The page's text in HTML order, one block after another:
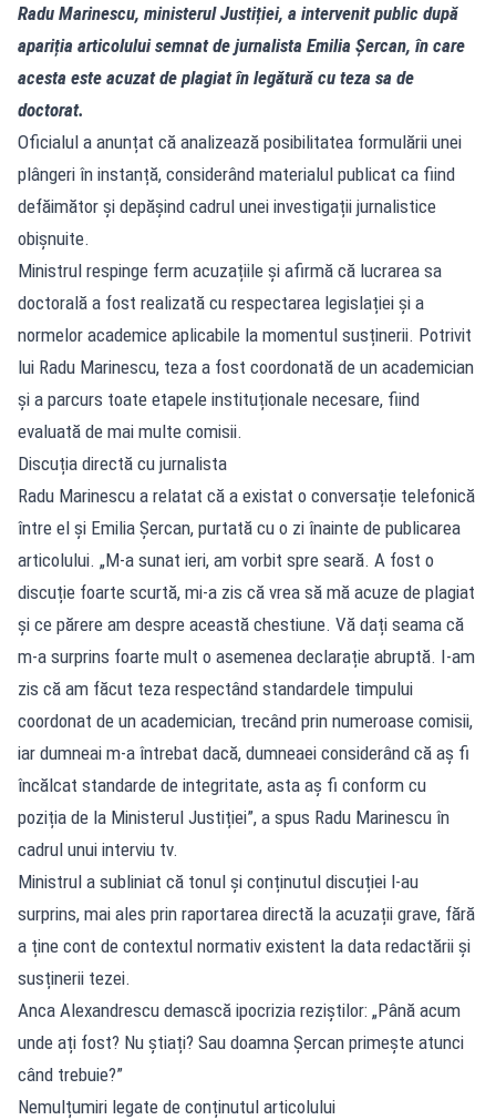
Radu Marinescu, ministerul Justiției, a intervenit public după
apariția articolului semnat de jurnalista Emilia Șercan, în care
acesta este acuzat de plagiat în legătură cu teza sa de
doctorat.
Oficialul a anunțat că analizează posibilitatea formulării unei
plângeri în instanță, considerând materialul publicat ca fiind
defăimător și depășind cadrul unei investigații jurnalistice
obișnuite.
Ministrul respinge ferm acuzațiile și afirmă că lucrarea sa
doctorală a fost realizată cu respectarea legislației și a
normelor academice aplicabile la momentul susținerii. Potrivit
lui Radu Marinescu, teza a fost coordonată de un academician
și a parcurs toate etapele instituționale necesare, fiind
evaluată de mai multe comisii.
Discuția directă cu jurnalista
Radu Marinescu a relatat că a existat o conversație telefonică
între el și Emilia Șercan, purtată cu o zi înainte de publicarea
articolului. „M-a sunat ieri, am vorbit spre seară. A fost o
discuție foarte scurtă, mi-a zis că vrea să mă acuze de plagiat
și ce părere am despre această chestiune. Vă dați seama că
m-a surprins foarte mult o asemenea declarație abruptă. I-am
zis că am făcut teza respectând standardele timpului
coordonat de un academician, trecând prin numeroase comisii,
iar dumneai m-a întrebat dacă, dumneaei considerând că aș fi
încălcat standarde de integritate, asta aș fi conform cu
poziția de la Ministerul Justiției”, a spus Radu Marinescu în
cadrul unui interviu tv.
Ministrul a subliniat că tonul și conținutul discuției l-au
surprins, mai ales prin raportarea directă la acuzații grave, fără
a ține cont de contextul normativ existent la data redactării și
susținerii tezei.
Anca Alexandrescu demască ipocrizia reziștilor: „Până acum
unde ați fost? Nu știați? Sau doamna Șercan primește atunci
când trebuie?”
Nemulțumiri legate de conținutul articolului